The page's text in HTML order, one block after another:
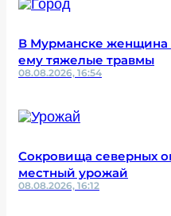
В Мурманске женщина
ему тяжелые травмы
08.08.2026, 16:54
Сокровища северных
местный урожай
08.08.2026, 16:12